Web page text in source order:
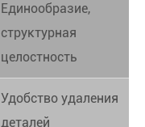
Единообразие,
структурная
целостность
Удобство удаления
деталей